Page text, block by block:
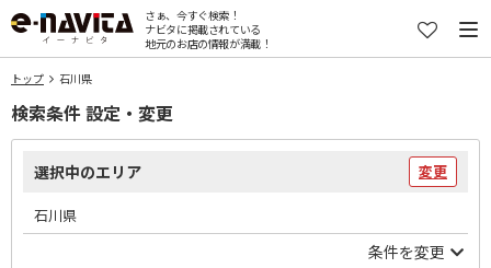
さぁ、今すぐ検索！
ナビタに掲載されている
地元のお店の情報が満載！
トップ 石川県
検索条件 設定・変更
選択中のエリア 変更
石川県
条件を変更